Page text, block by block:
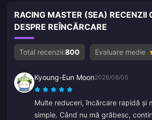
RACING MASTER (SEA) RECENZII
DESPRE REÎNCĂRCARE
Total recenzii:800 Evaluare medie
Kyoung-Eun Moon2026/08/05
Multe reduceri, încărcare rapidă și
simple. Când nu mă grăbesc,